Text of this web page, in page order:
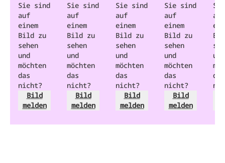
Sie sind
auf
einem
Bild zu
sehen
und
möchten
das
nicht?
Bild
melden
Sie sind
auf
einem
Bild zu
sehen
und
möchten
das
nicht?
Bild
melden
Sie sind
auf
einem
Bild zu
sehen
und
möchten
das
nicht?
Bild
melden
Sie sind
auf
einem
Bild zu
sehen
und
möchten
das
nicht?
Bild
melden
auf
und
das